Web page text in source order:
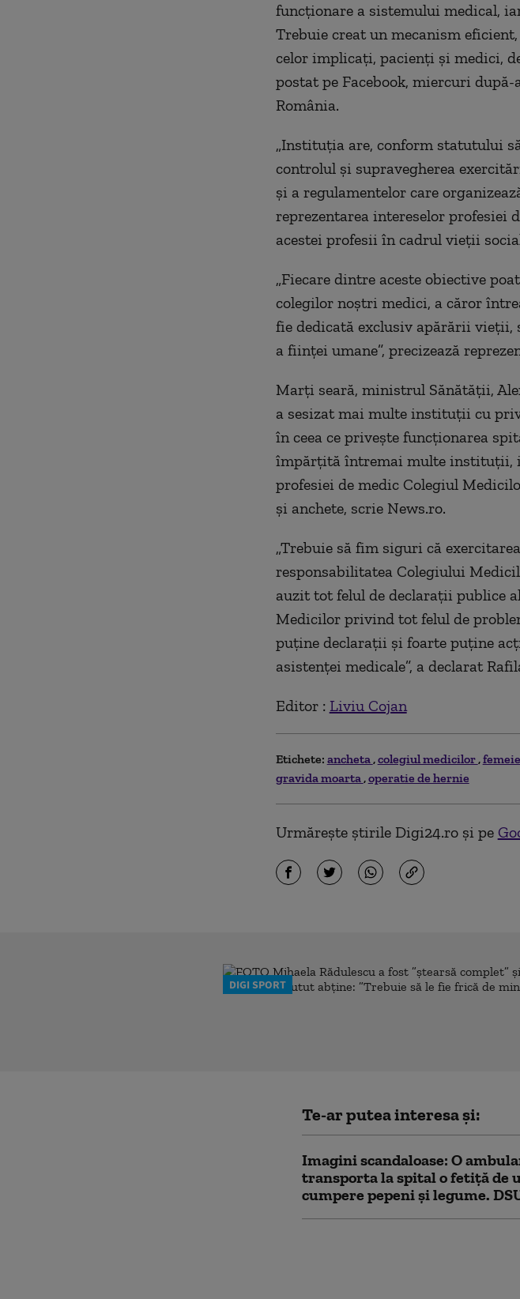
funcţionare a sistemului medical,
Trebuie creat un mecanism
celor implicaţi, pacienţi şi medici,
postat pe Facebook, miercuri
România.
„Instituţia are, conform statutului
controlul şi supravegherea
şi a regulamentelor care
reprezentarea intereselor profesiei
acestei profesii în cadrul vieţii
„Fiecare dintre aceste obiective
colegilor noştri medici, a căror
fie dedicată exclusiv apărării
a fiinţei umane”, precizează
Marţi seară, ministrul Sănătăţii,
a sesizat mai multe instituţii cu
în ceea ce priveşte funcţionarea
împărţită întremai multe instituţii,
profesiei de medic Colegiul
şi anchete, scrie News.ro.
„Trebuie să fim siguri că
responsabilitatea Colegiului
auzit tot felul de declaraţii publice
Medicilor privind tot felul de
puţine declaraţii şi foarte puţine
asistenţei medicale”, a declarat
Editor : Liviu Cojan
Etichete: ancheta colegiul medicilor
gravida moarta operatie de hernie
Urmărește știrile Digi24.ro și pe
DIGI SPORT
Te-ar putea interesa și:
Imagini scandaloase: O
transporta la spital o fetiță de
cumpere pepeni și legume.